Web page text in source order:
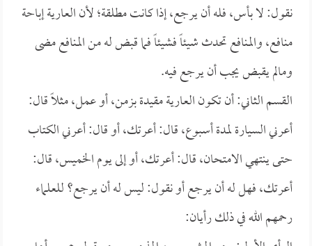
نقول: لا بأس، فله أن يرجع، إذا كانت مطلقة؛ لأن العارية إباحة
منافع، والمنافع تحدث شيئاً فشيئاً فما قبض له من المنافع مضى
ومالم يقبض يجب أن يرجع فيه.
القسم الثاني: أن تكون العارية مقيدة بزمن، أو عمل، مثلاً قال:
أعرني السيارة لمدة أسبوع، قال: أعرتك، أو قال: أعرني الكتاب
حتى ينتهي الامتحان، قال: أعرتك، أو إلى يوم الخميس، قال:
أعرتك، فهل له أن يرجع أو نقول: ليس له أن يرجع؟ للعلماء
رحمهم الله في ذلك رأيان: